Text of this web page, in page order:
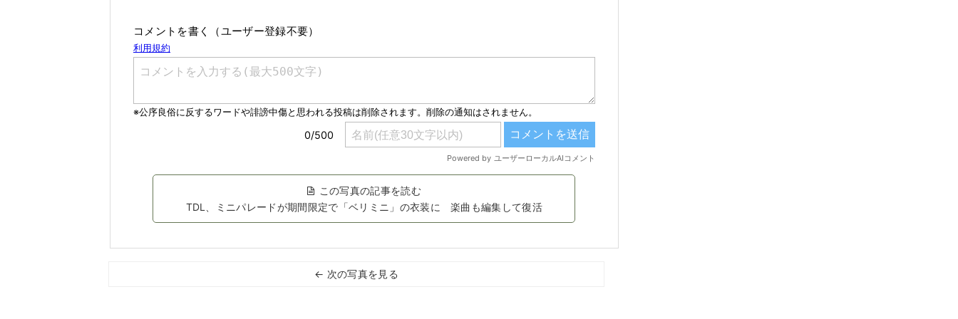
コメントを書く（ユーザー登録不要）
この写真の記事を読む
TDL、ミニパレードが期間限定で「ベリミニ」の衣装に 楽曲も編集して復活
← 次の写真を見る